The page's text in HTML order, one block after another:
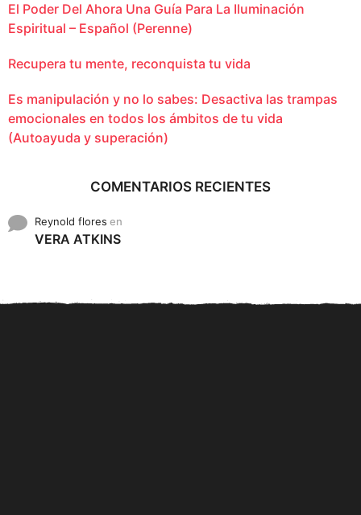
El Poder Del Ahora Una Guía Para La Iluminación
Espiritual – Español (Perenne)
Recupera tu mente, reconquista tu vida
Es manipulación y no lo sabes: Desactiva las trampas
emocionales en todos los ámbitos de tu vida
(Autoayuda y superación)
COMENTARIOS RECIENTES
Reynold flores en
VERA ATKINS